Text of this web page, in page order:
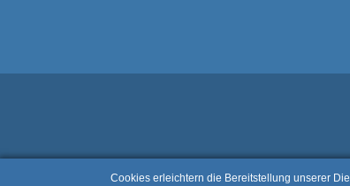
Cookies erleichtern die Bereitstellung unserer